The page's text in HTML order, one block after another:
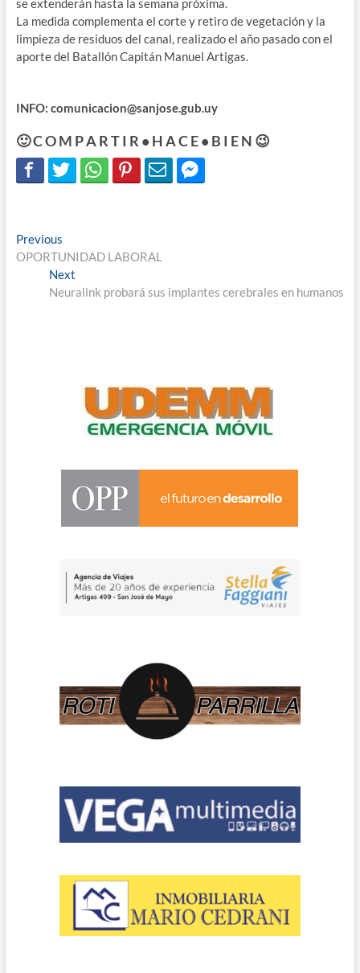
se extenderán hasta la semana próxima.
La medida complementa el corte y retiro de vegetación y la
limpieza de residuos del canal, realizado el año pasado con el
aporte del Batallón Capitán Manuel Artigas.
INFO: comunicacion@sanjose.gub.uy
🙂 C O M P A R T I R • H A C E • B I E N 😉
Navegación
de
entradas
PreviousPrevious
post:
OPORTUNIDAD LABORAL
Next
post:
Neuralink probará sus implantes cerebrales en humanos